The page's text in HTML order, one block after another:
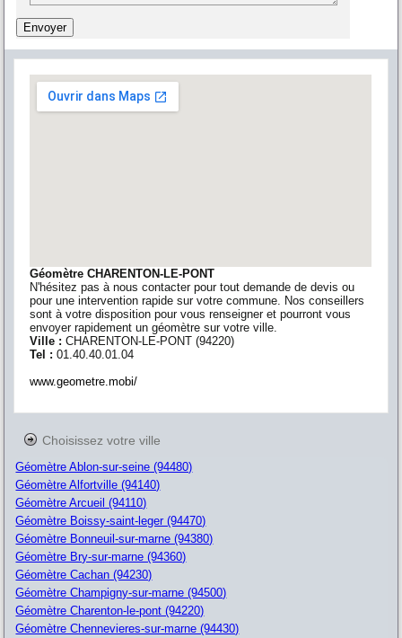
Géomètre CHARENTON-LE-PONT
N'hésitez pas à nous contacter pour tout demande de devis ou
pour une intervention rapide sur votre commune. Nos conseillers
sont à votre disposition pour vous renseigner et pourront vous
envoyer rapidement un géomètre sur votre ville.
Ville :CHARENTON-LE-PONT (94220)
Tel :01.40.40.01.04
www.geometre.mobi/
Choisissez votre ville
Géomètre Ablon-sur-seine (94480)
Géomètre Alfortville (94140)
Géomètre Arcueil (94110)
Géomètre Boissy-saint-leger (94470)
Géomètre Bonneuil-sur-marne (94380)
Géomètre Bry-sur-marne (94360)
Géomètre Cachan (94230)
Géomètre Champigny-sur-marne (94500)
Géomètre Charenton-le-pont (94220)
Géomètre Chennevieres-sur-marne (94430)